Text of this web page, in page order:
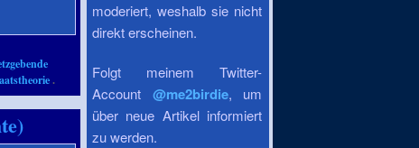
.
moderiert, weshalb sie nicht
direkt erscheinen.
Folgt meinem Twitter-
Account @me2birdie, um
über neue Artikel informiert
zu werden.